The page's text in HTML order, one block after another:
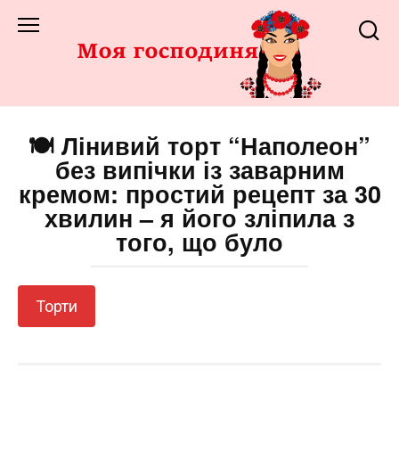
до
🍽️ Лінивий торт “Наполеон”
без випічки із заварним
кремом: простий рецепт за 30
хвилин – я його зліпила з
того, що було
Торти